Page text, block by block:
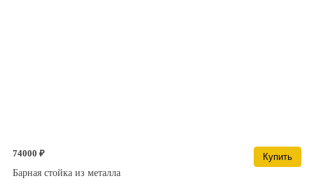
74000 ₽
Купить
Барная стойка из металла